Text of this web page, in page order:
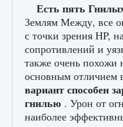
Как заработать медали
9 августа 2024
Есть пять
Землям Между, все
с точки зрения HP,
сопротивлений и
также очень похожи
основным отличием
вариант способен
гнилью . Урон от
наиболее